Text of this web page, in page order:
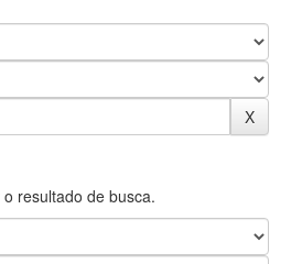
resultado de busca.